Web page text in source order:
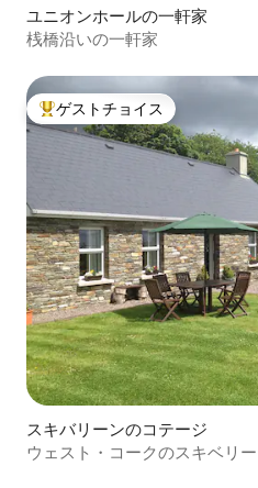
ユニオンホールの一軒家
桟橋沿いの一軒家
大好評のゲストチョイスです。
ゲストチョイス
スキバリーンのコテージ
ウェスト・コークのスキベリ